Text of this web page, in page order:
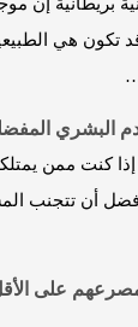
بريطانية إن
قد تكون هي
البشري
أن تتجنب
مصرعهم على